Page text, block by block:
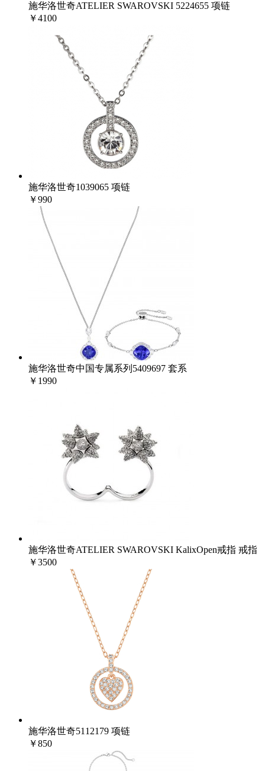
施华洛世奇ATELIER SWAROVSKI 5224655 项链
￥4100
施华洛世奇1039065 项链
￥990
施华洛世奇中国专属系列5409697 套系
￥1990
施华洛世奇ATELIER SWAROVSKI KalixOpen戒指 戒指
￥3500
施华洛世奇5112179 项链
￥850